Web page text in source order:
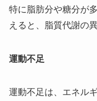
特に脂肪分や糖分が
えると、脂質代謝の
運動不足
運動不足は、エネル